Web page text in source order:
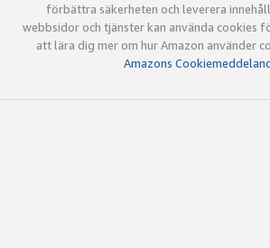
förbättra säkerheten och leverera
webbsidor och tjänster kan använda cookies
att lära dig mer om hur Amazon använder
Amazons